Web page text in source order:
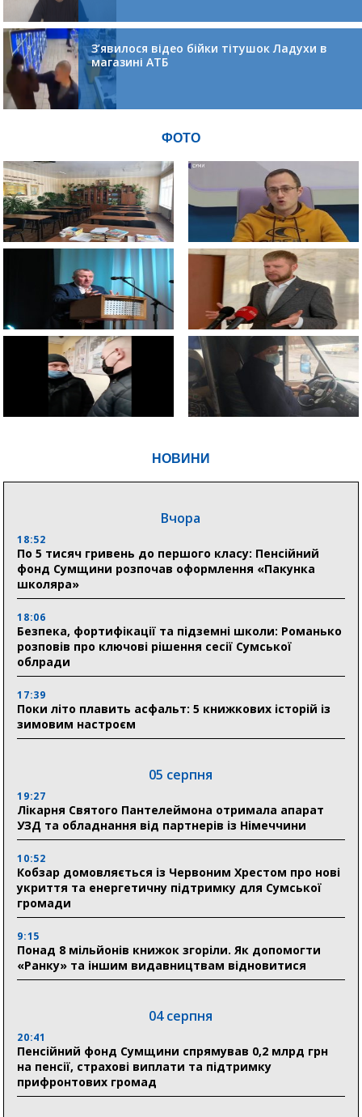
НОВИНИ
Вчора
18:52
По 5 тисяч гривень до першого класу: Пенсійний
фонд Сумщини розпочав оформлення «Пакунка
школяра»
18:06
Безпека, фортифікації та підземні школи: Романько
розповів про ключові рішення сесії Сумської
облради
17:39
Поки літо плавить асфальт: 5 книжкових історій із
зимовим настроєм
05 серпня
19:27
Лікарня Святого Пантелеймона отримала апарат
УЗД та обладнання від партнерів із Німеччини
10:52
Кобзар домовляється із Червоним Хрестом про нові
укриття та енергетичну підтримку для Сумської
громади
9:15
Понад 8 мільйонів книжок згоріли. Як допомогти
«Ранку» та іншим видавництвам відновитися
04 серпня
20:41
Пенсійний фонд Сумщини спрямував 0,2 млрд грн
на пенсії, страхові виплати та підтримку
прифронтових громад
З’явилося відео бійки тітушок Ладухи в
магазині АТБ
ФОТО